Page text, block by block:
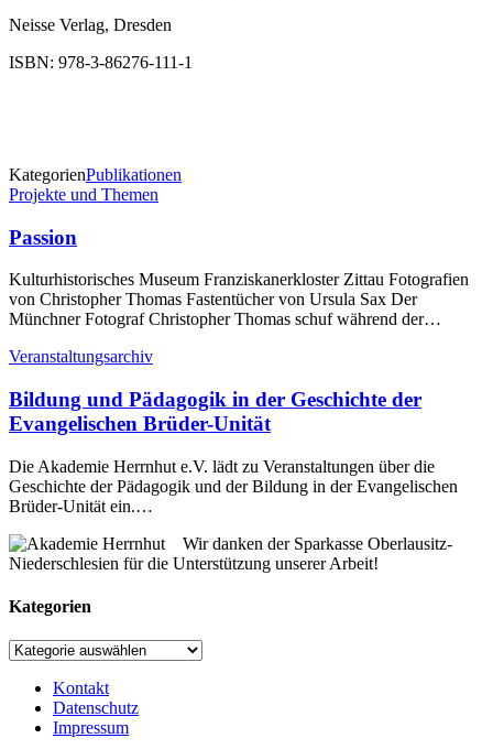
Neisse Verlag, Dresden
ISBN: 978-3-86276-111-1
KategorienPublikationen
Beitragsnavigation
Projekte und Themen
Passion
Kulturhistorisches Museum Franziskanerkloster Zittau Fotografien
von Christopher Thomas Fastentücher von Ursula Sax Der
Münchner Fotograf Christopher Thomas schuf während der…
Veranstaltungsarchiv
Bildung und Pädagogik in der Geschichte der
Evangelischen Brüder-Unität
Die Akademie Herrnhut e.V. lädt zu Veranstaltungen über die
Geschichte der Pädagogik und der Bildung in der Evangelischen
Brüder-Unität ein.…
Wir danken der Sparkasse Oberlausitz-
Niederschlesien für die Unterstützung unserer Arbeit!
Kategorien
Kategorien
Kontakt
Datenschutz
Impressum